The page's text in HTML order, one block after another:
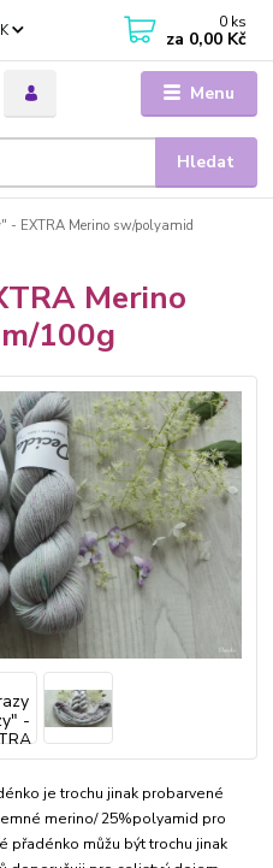
Menu
Hledat
0 ks
za 0,00 Kč
- EXTRA Merino sw/polyamid
Merino
100g
je trochu jinak probarvené
merino/ 25%polyamid pro
přadénko můžu být trochu jinak